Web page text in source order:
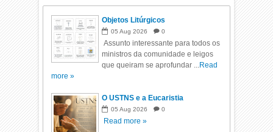
Objetos Litúrgicos
05 Aug 2026 0
Assunto interessante para todos os
ministros da comunidade e leigos
que queiram se aprofundar ...Read
more »
O USTNS e a Eucaristia
05 Aug 2026 0
Read more »